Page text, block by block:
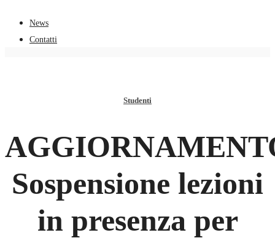
News
Contatti
Studenti
Sospensione lezioni
in presenza per